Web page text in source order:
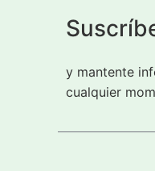
y mantente
cualquier